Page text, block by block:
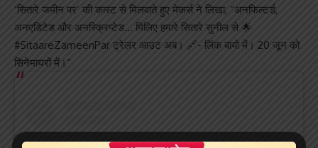
‘सितारे जमीन पर’ की कास्ट से मिलवाते हुए मेकर्स ने लिखा, “अनफिल्टर्ड,
अनएडिटेड और अनस्क्रिप्टेड… मिलिए हमारे सितारे सुनील से 🌟
#SitaareZameenPar ट्रेलर आउट अब। 🔗- लिंक बायो में। 20 जून को
सिनेमाघरों में।”